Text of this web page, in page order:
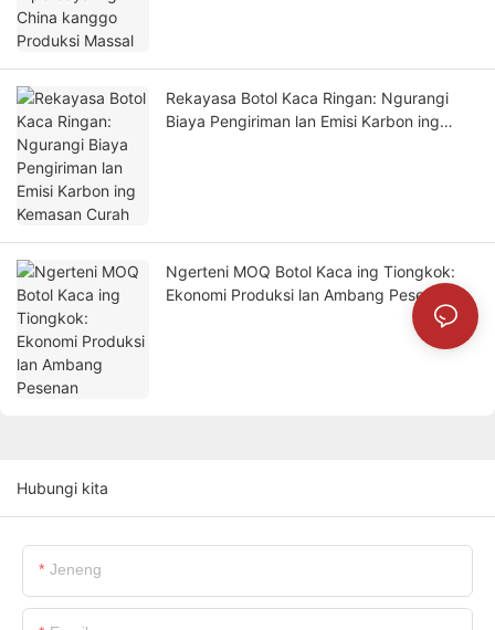
Rekayasa Botol Kaca Ringan: Ngurangi
Biaya Pengiriman lan Emisi Karbon ing
Ngerteni MOQ Botol Kaca ing Tiongkok:
Ekonomi Produksi lan Ambang Pesenan
Hubungi kita
Jeneng